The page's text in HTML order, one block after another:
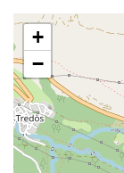
+
−